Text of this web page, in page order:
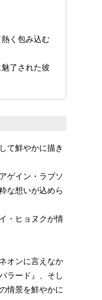
く包み込む
了された彼
て鮮やかに描き
ゲイン・ラブソ
な想いが込めら
・ヒョヌクが情
オンに言えなか
ラード』、そし
情景を鮮やかに